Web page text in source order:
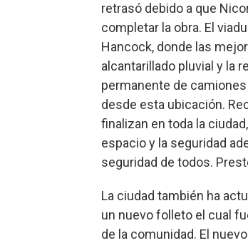
retrasó debido a que
completar la obra. El
Hancock, donde las
alcantarillado pluvial y la
permanente de
desde esta ubicación.
finalizan en toda la
espacio y la seguridad
seguridad de todos.
La ciudad también ha
un nuevo folleto el cual
de la comunidad. El